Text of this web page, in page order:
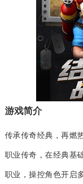
游戏简介
传承传奇经典，再燃
职业传奇，在经典基
职业，操控角色开启